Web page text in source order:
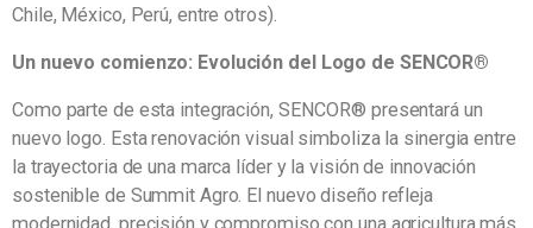
Chile, México, Perú, entre otros).
Un nuevo comienzo: Evolución del Logo de SENCOR®
Como parte de esta integración, SENCOR® presentará un
nuevo logo. Esta renovación visual simboliza la sinergia entre
la trayectoria de una marca líder y la visión de innovación
sostenible de Summit Agro. El nuevo diseño refleja